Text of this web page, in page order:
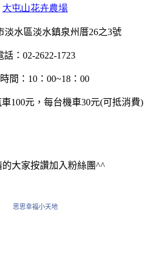
大屯山花卉農場
淡水區淡水鎮泉州厝26之3號
話：02-2622-1723
間：10：00~18：00
100元，每台機車30元(可抵消費)
的大家按讚加入粉絲團^^
思思幸福小天地